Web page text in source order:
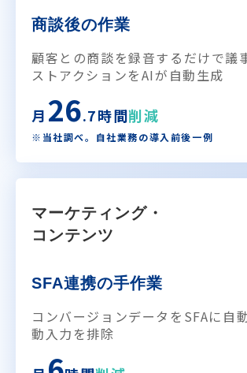
商談後の作業
顧客との商談を録音するだけで議
ストアクションをAIが自動生成
月 26.7時間削減
※当社調べ。自社業務の導入前後一例
マーケティング・
コンテンツ
SFA連携の手作業
コンバージョンデータをSFAに自
動入力を排除